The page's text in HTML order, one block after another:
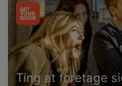
Ting at foretage